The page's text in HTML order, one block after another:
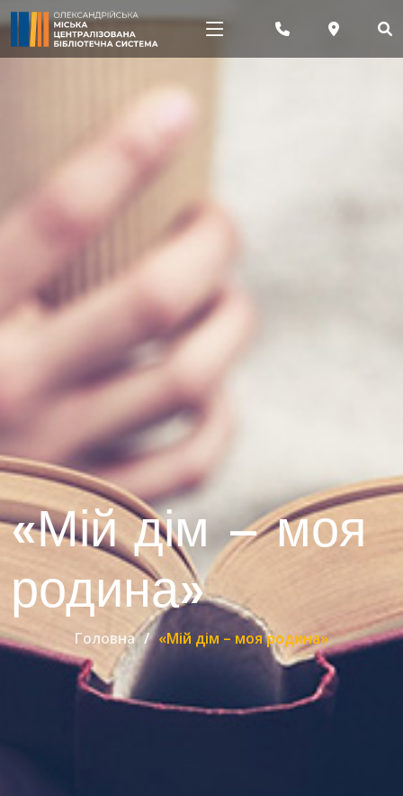
«Мій дім – моя
родина»
Головна «Мій дім – моя родина»